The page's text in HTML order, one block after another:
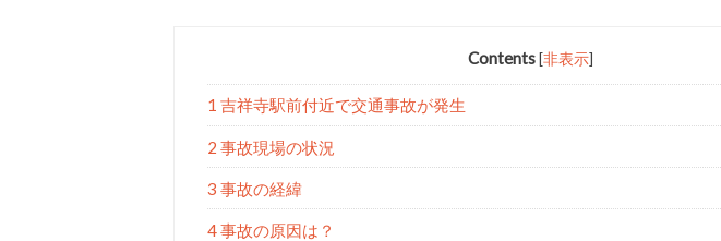
Contents [非表示]
1 吉祥寺駅前付近で交通事故が発生
2 事故現場の状況
3 事故の経緯
4 事故の原因は？